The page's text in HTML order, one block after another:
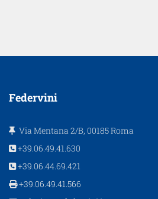
Federvini
Via Mentana 2/B, 00185 Roma
+39.06.49.41.630
+39.06.44.69.421
+39.06.49.41.566